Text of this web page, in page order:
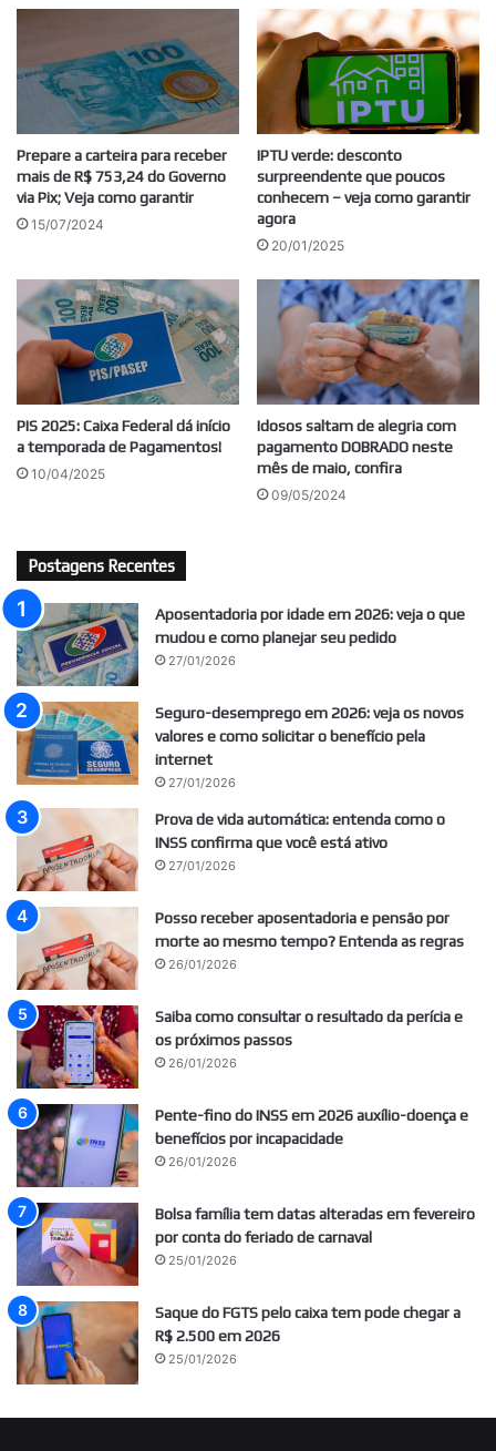
Prepare a carteira para receber
mais de R$ 753,24 do Governo
via Pix; Veja como garantir
15/07/2024
IPTU verde: desconto
surpreendente que poucos
conhecem – veja como garantir
agora
20/01/2025
PIS 2025: Caixa Federal dá início
a temporada de Pagamentos!
10/04/2025
Idosos saltam de alegria com
pagamento DOBRADO neste
mês de maio, confira
09/05/2024
Postagens Recentes
Aposentadoria por idade em 2026: veja o que
mudou e como planejar seu pedido
27/01/2026
Seguro-desemprego em 2026: veja os novos
valores e como solicitar o benefício pela
internet
27/01/2026
Prova de vida automática: entenda como o
INSS confirma que você está ativo
27/01/2026
Posso receber aposentadoria e pensão por
morte ao mesmo tempo? Entenda as regras
26/01/2026
Saiba como consultar o resultado da perícia e
os próximos passos
26/01/2026
Pente-fino do INSS em 2026 auxílio-doença e
benefícios por incapacidade
26/01/2026
Bolsa família tem datas alteradas em fevereiro
por conta do feriado de carnaval
25/01/2026
Saque do FGTS pelo caixa tem pode chegar a
R$ 2.500 em 2026
25/01/2026